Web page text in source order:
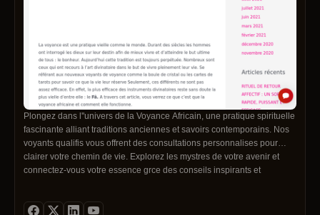
Plongez dans l''univers de la Voyance Africain, une pratique spirituelle
fascinante alliant traditions anciennes et savoirs contemporains. Nos
voyants qualifis vous offrent des consultations personnalises pour
clairer votre chemin de vie. Explorez les mystres de votre avenir et
connectez-vous votre essence grce des conseils inspirants et